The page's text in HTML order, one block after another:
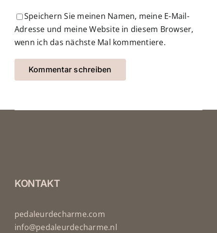
Speichern Sie meinen Namen, meine E-Mail-
Adresse und meine Website in diesem Browser,
wenn ich das nächste Mal kommentiere.
KONTAKT
pedaleurdecharme.com
info@pedaleurdecharme.nl